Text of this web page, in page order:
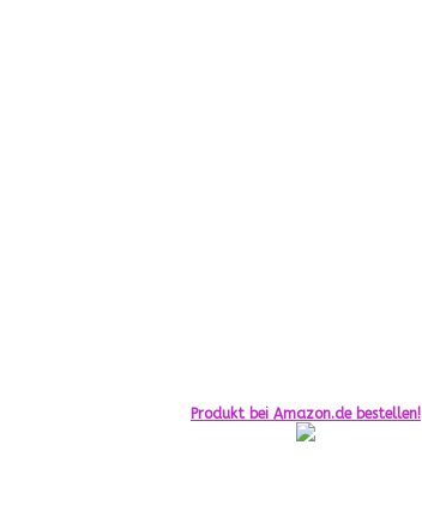
Produkt bei Amazon.de bestellen!